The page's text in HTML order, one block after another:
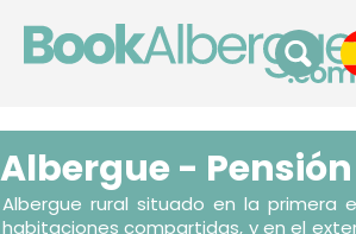
Albergue -
Albergue rural situado en la primera
habitaciones compartidas, y en el